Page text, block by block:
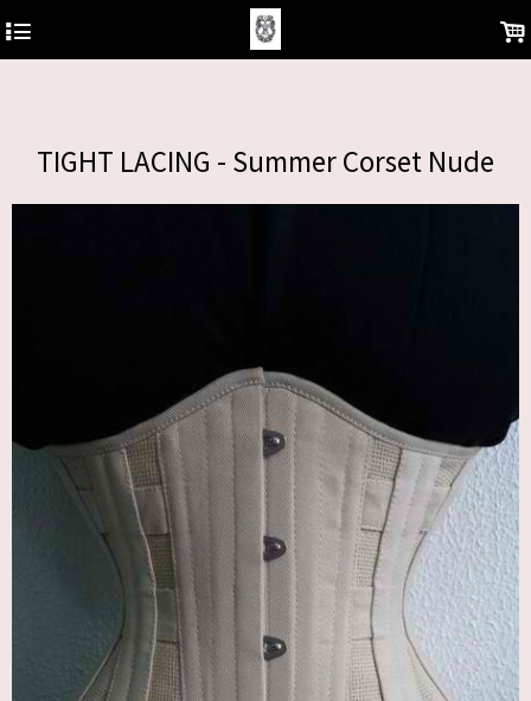
https://analytics.google.com/analytics/web/?hl=pt-BR&pli=1#/report-
home/a122681577w180810930p178850878
4 .
TIGHT LACING - Summer Corset Nude